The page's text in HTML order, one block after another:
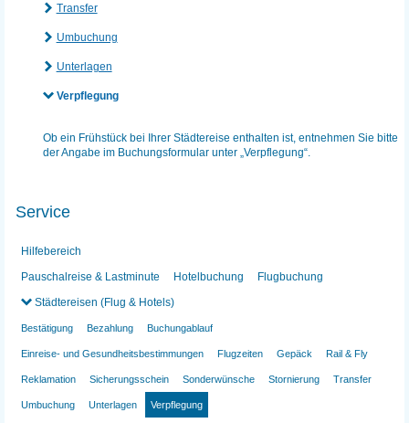
Transfer
Umbuchung
Unterlagen
Verpflegung
Ob ein Frühstück bei Ihrer Städtereise enthalten ist, entnehmen Sie bitte
der Angabe im Buchungsformular unter „Verpflegung“.
Service
Hilfebereich
Pauschalreise & Lastminute
Hotelbuchung
Flugbuchung
Städtereisen (Flug & Hotels)
Bestätigung Bezahlung Buchungablauf
Einreise- und Gesundheitsbestimmungen Flugzeiten Gepäck Rail & Fly
Reklamation Sicherungsschein Sonderwünsche Stornierung Transfer
Umbuchung Unterlagen Verpflegung